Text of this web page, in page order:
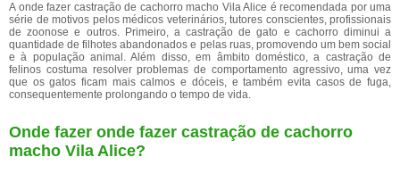
A onde fazer castração de cachorro macho Vila Alice é recomendada por uma
série de motivos pelos médicos veterinários, tutores conscientes, profissionais
de zoonose e outros. Primeiro, a castração de gato e cachorro diminui a
quantidade de filhotes abandonados e pelas ruas, promovendo um bem social
e à população animal. Além disso, em âmbito doméstico, a castração de
felinos costuma resolver problemas de comportamento agressivo, uma vez
que os gatos ficam mais calmos e dóceis, e também evita casos de fuga,
consequentemente prolongando o tempo de vida.
Onde fazer onde fazer castração de cachorro
macho Vila Alice?